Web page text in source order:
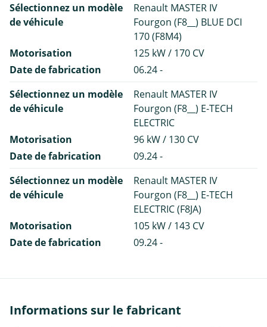
Sélectionnez un modèle
de véhicule
Renault MASTER IV
Fourgon (F8__) BLUE DCI
170 (F8M4)
Motorisation
125 kW / 170 CV
Date de fabrication
06.24 -
Sélectionnez un modèle
de véhicule
Renault MASTER IV
Fourgon (F8__) E-TECH
ELECTRIC
Motorisation
96 kW / 130 CV
Date de fabrication
09.24 -
Sélectionnez un modèle
de véhicule
Renault MASTER IV
Fourgon (F8__) E-TECH
ELECTRIC (F8JA)
Motorisation
105 kW / 143 CV
Date de fabrication
09.24 -
Informations sur le fabricant